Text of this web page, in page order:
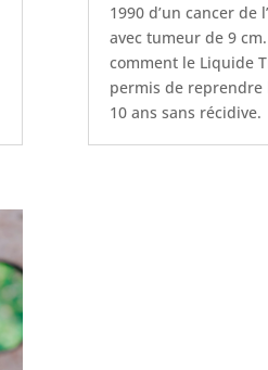
1990 d’un cancer de
avec tumeur de 9
comment le Liquide
permis de reprendre
10 ans sans récidive.